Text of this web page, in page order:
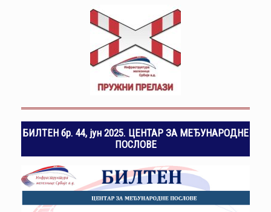
БИЛТЕН бр. 44, јун 2025. ЦЕНТАР ЗА МЕЂУНАРОДНЕ
ПОСЛОВЕ